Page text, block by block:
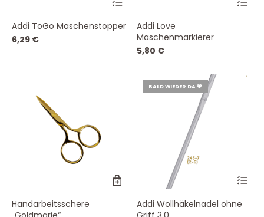
Addi ToGo Maschenstopper
6,29 €
Addi Love
Maschenmarkierer
5,80 €
Handarbeitsschere
BALD WIEDER DA 💗
Addi Wollhäkelnadel ohne